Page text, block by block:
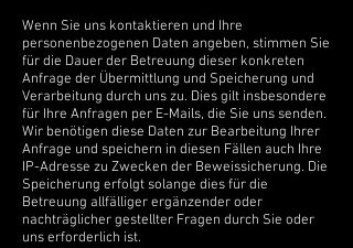
Wenn Sie uns kontaktieren und Ihre
personenbezogenen Daten angeben, stimmen Sie
für die Dauer der Betreuung dieser konkreten
Anfrage der Übermittlung und Speicherung und
Verarbeitung durch uns zu. Dies gilt insbesondere
für Ihre Anfragen per E-Mails, die Sie uns senden.
Wir benötigen diese Daten zur Bearbeitung Ihrer
Anfrage und speichern in diesen Fällen auch Ihre
IP-Adresse zu Zwecken der Beweissicherung. Die
Speicherung erfolgt solange dies für die
Betreuung allfälliger ergänzender oder
nachträglicher gestellter Fragen durch Sie oder
uns erforderlich ist.